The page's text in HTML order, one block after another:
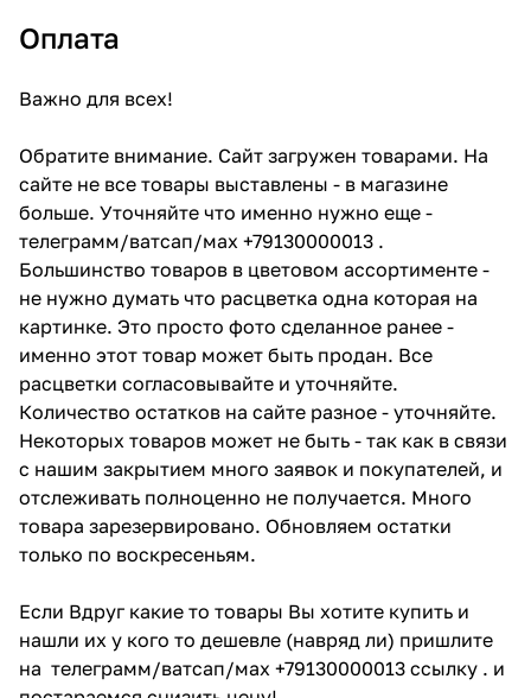
Оплата
Важно для всех!
Обратите внимание. Сайт загружен товарами. На
сайте не все товары выставлены - в магазине
больше. Уточняйте что именно нужно еще -
телеграмм/ватсап/мах +79130000013 .
Большинство товаров в цветовом ассортименте -
не нужно думать что расцветка одна которая на
картинке. Это просто фото сделанное ранее -
именно этот товар может быть продан. Все
расцветки согласовывайте и уточняйте.
Количество остатков на сайте разное - уточняйте.
Некоторых товаров может не быть - так как в связи
с нашим закрытием много заявок и покупателей, и
отслеживать полноценно не получается. Много
товара зарезервировано. Обновляем остатки
только по воскресеньям.
Если Вдруг какие то товары Вы хотите купить и
нашли их у кого то дешевле (навряд ли) пришлите
на телеграмм/ватсап/мах +79130000013 ссылку . и